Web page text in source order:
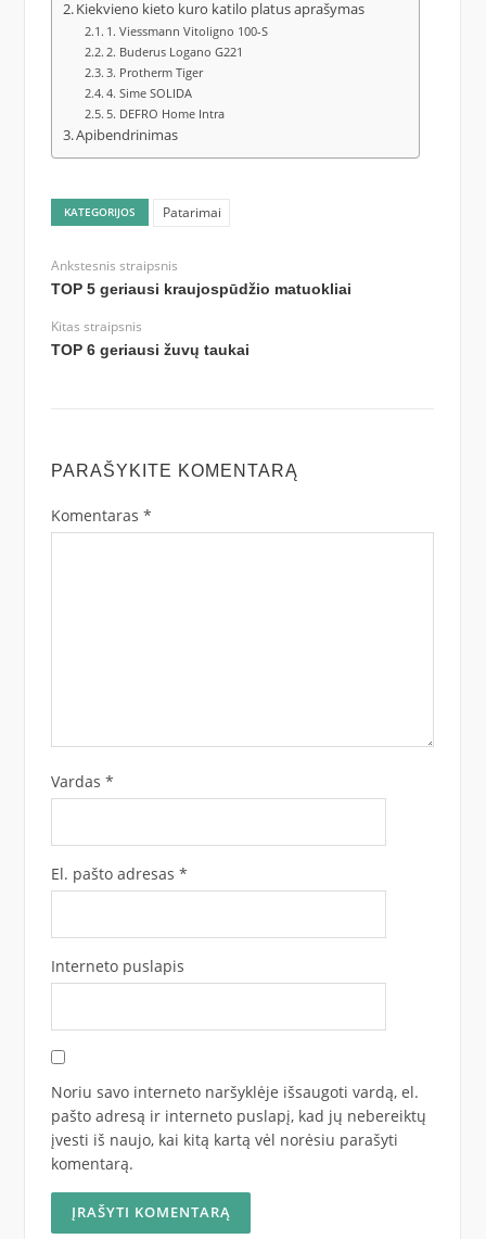
Kiekvieno kieto kuro katilo platus aprašymas
1. Viessmann Vitoligno 100-S
2. Buderus Logano G221
3. Protherm Tiger
4. Sime SOLIDA
5. DEFRO Home Intra
Apibendrinimas
KATEGORIJOS Patarimai
Ankstesnis straipsnis
TOP 5 geriausi kraujospūdžio matuokliai
Kitas straipsnis
TOP 6 geriausi žuvų taukai
PARAŠYKITE KOMENTARĄ
Komentaras *
Vardas *
El. pašto adresas *
Interneto puslapis
Noriu savo interneto naršyklėje išsaugoti vardą, el.
pašto adresą ir interneto puslapį, kad jų nebereiktų
įvesti iš naujo, kai kitą kartą vėl norėsiu parašyti
komentarą.